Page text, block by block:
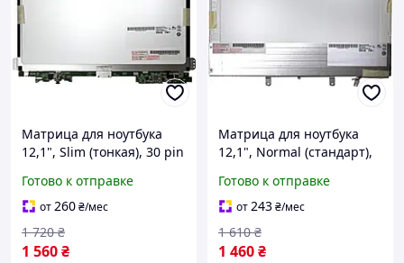
Матрица для ноутбука
12,1", Slim (тонкая), 30 pin
Светодиодная (LED), ушки
по бокам, матовая, AU
Готово к отправке
от260₴/мес
1 560₴
1 720 ₴
Матрица для ноутбука
12,1", Normal (стандарт),
1280x800, Ламповая (2
CCFL), без креплений,
матовая, AU
Готово к отправке
от243₴/мес
1 460₴
1 610 ₴